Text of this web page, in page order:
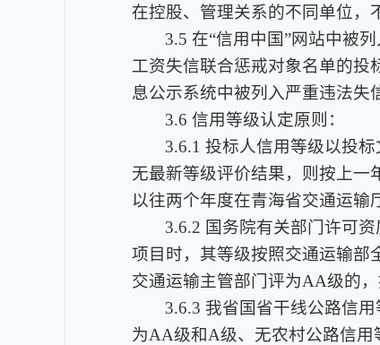
在控股、管理关系的不同单位，
3.5 在“信用中国”网站中被
工资失信联合惩戒对象名单的投
息公示系统中被列入严重违法失
3.6 信用等级认定原则：
3.6.1 投标人信用等级以投
无最新等级评价结果，则按上一
以往两个年度在青海省交通运输
3.6.2 国务院有关部门许可
项目时，其等级按照交通运输部
交通运输主管部门评为AA级的
3.6.3 我省国省干线公路信
为AA级和A级、无农村公路信